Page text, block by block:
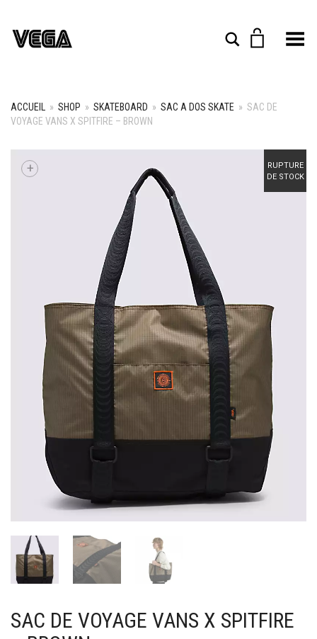
Rechercher
Toggle Menu
ACCUEIL » SHOP » SKATEBOARD » SAC A DOS SKATE » SAC DE
VOYAGE VANS X SPITFIRE – BROWN
RUPTURE
DE STOCK
+
SAC DE VOYAGE VANS X SPITFIRE